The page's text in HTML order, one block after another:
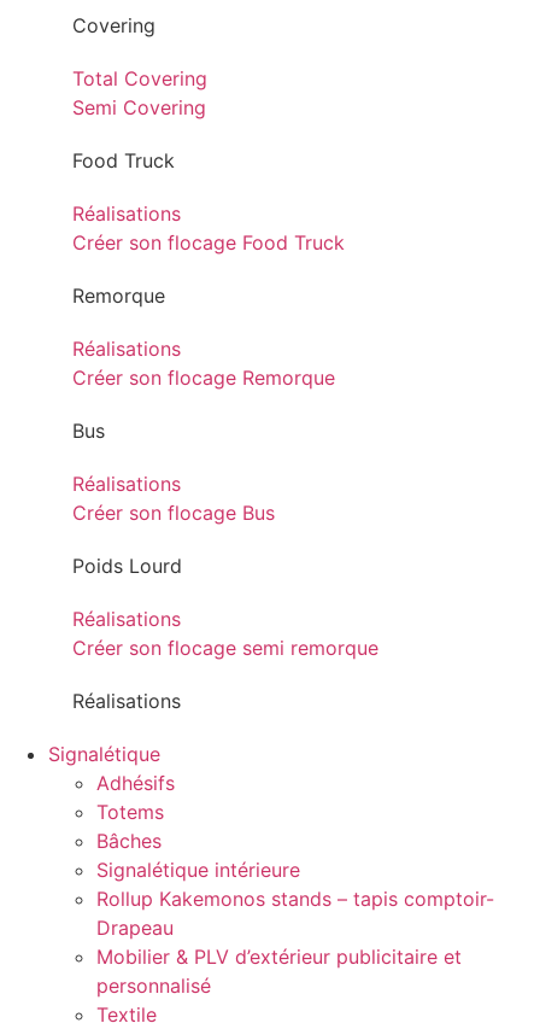
Covering
Total Covering
Semi Covering
Food Truck
Réalisations
Créer son flocage Food Truck
Remorque
Réalisations
Créer son flocage Remorque
Bus
Réalisations
Créer son flocage Bus
Poids Lourd
Réalisations
Créer son flocage semi remorque
Réalisations
Signalétique
Adhésifs
Totems
Bâches
Signalétique intérieure
Rollup Kakemonos stands – tapis comptoir-
Drapeau
Mobilier & PLV d’extérieur publicitaire et
personnalisé
Textile